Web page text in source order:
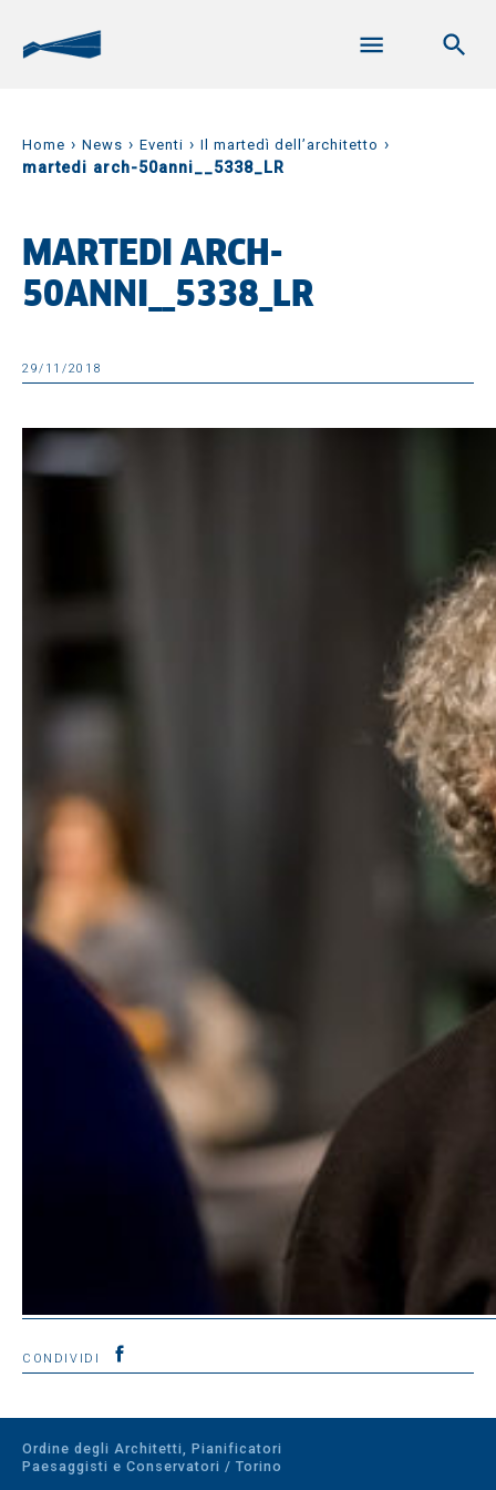
Home › News › Eventi › Il martedì dell’architetto ›
martedi arch-50anni__5338_LR
MARTEDI ARCH-
50ANNI__5338_LR
29/11/2018
CONDIVIDI
Ordine degli Architetti, Pianificatori
Paesaggisti e Conservatori / Torino